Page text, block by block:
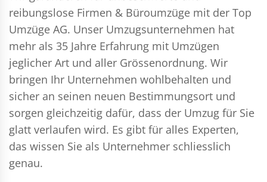
reibungslose Firmen & Büroumzüge mit der Top
Umzüge AG. Unser Umzugsunternehmen hat
mehr als 35 Jahre Erfahrung mit Umzügen
jeglicher Art und aller Grössenordnung. Wir
bringen Ihr Unternehmen wohlbehalten und
sicher an seinen neuen Bestimmungsort und
sorgen gleichzeitig dafür, dass der Umzug für Sie
glatt verlaufen wird. Es gibt für alles Experten,
das wissen Sie als Unternehmer schliesslich
genau.